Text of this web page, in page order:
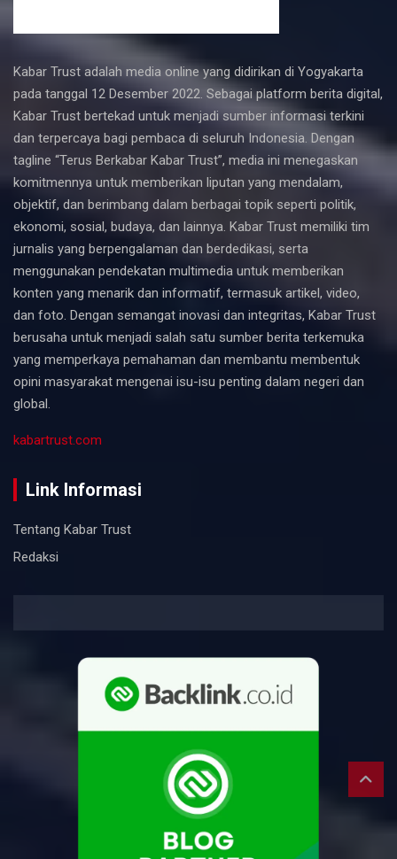
Kabar Trust adalah media online yang didirikan di Yogyakarta
pada tanggal 12 Desember 2022. Sebagai platform berita digital,
Kabar Trust bertekad untuk menjadi sumber informasi terkini
dan terpercaya bagi pembaca di seluruh Indonesia. Dengan
tagline “Terus Berkabar Kabar Trust”, media ini menegaskan
komitmennya untuk memberikan liputan yang mendalam,
objektif, dan berimbang dalam berbagai topik seperti politik,
ekonomi, sosial, budaya, dan lainnya. Kabar Trust memiliki tim
jurnalis yang berpengalaman dan berdedikasi, serta
menggunakan pendekatan multimedia untuk memberikan
konten yang menarik dan informatif, termasuk artikel, video,
dan foto. Dengan semangat inovasi dan integritas, Kabar Trust
berusaha untuk menjadi salah satu sumber berita terkemuka
yang memperkaya pemahaman dan membantu membentuk
opini masyarakat mengenai isu-isu penting dalam negeri dan
global.
kabartrust.com
Link Informasi
Tentang Kabar Trust
Redaksi